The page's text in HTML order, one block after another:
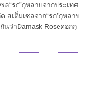
ล“รก”กุหลาบจากประเทศ
สเต็มเซลจาก“รก”กุหลาบ
นว่าDamask Roseดอกกุ